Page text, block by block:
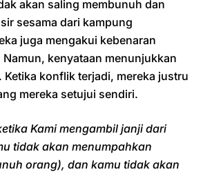
akan saling membunuh dan
sesama dari kampung
juga mengakui kebenaran
kenyataan menunjukkan
Ketika konflik terjadi, mereka justru
mereka setujui sendiri.
Kami mengambil janji dari
tidak akan menumpahkan
orang), dan kamu tidak akan